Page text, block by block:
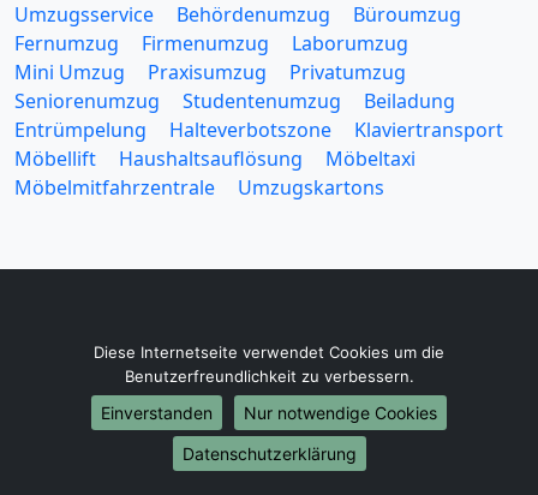
Umzugsservice Behördenumzug
Büroumzug
Fernumzug
Firmenumzug
Laborumzug
Mini Umzug
Praxisumzug
Privatumzug
Seniorenumzug
Studentenumzug
Beiladung
Entrümpelung
Halteverbotszone
Klaviertransport
Möbellift
Haushaltsauflösung
Möbeltaxi
Möbelmitfahrzentrale
Umzugskartons
Europa-Umzüge
Umzug von Flensburg nach Belarus
Umzug von Flensburg nach Belgien
Umzug von Flensburg nach Bulgarien
Umzug von Flensburg nach Dänemark
Diese Internetseite verwendet Cookies um die
Benutzerfreundlichkeit zu verbessern.
Einverstanden
Nur notwendige Cookies
Datenschutzerklärung